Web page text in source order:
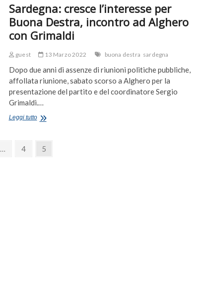
Sardegna: cresce l’interesse per
Buona Destra, incontro ad Alghero
con Grimaldi
guest 13 Marzo 2022 buona destra sardegna
Dopo due anni di assenze di riunioni politiche pubbliche,
affollata riunione, sabato scorso a Alghero per la
presentazione del partito e del coordinatore Sergio
Grimaldi.…
Leggi tuttoSardegna:
Buona
Page
4 Page
5